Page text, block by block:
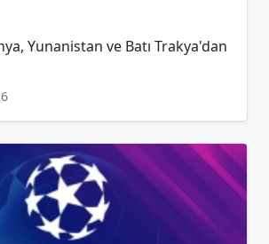
Yunanistan ve Batı Trakya'dan